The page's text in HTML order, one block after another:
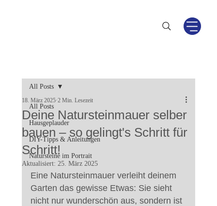
All Posts
Hausgeplauder
DIY-Tipps & Anleitungen
Natursteine im Portrait
All Posts
Deine Natursteinmauer selber
bauen – so gelingt's Schritt für
Schritt!
18. März 2025 2 Min. Lesezeit
Aktualisiert: 25. März 2025
Eine Natursteinmauer verleiht deinem
Garten das gewisse Etwas: Sie sieht
nicht nur wunderschön aus, sondern ist